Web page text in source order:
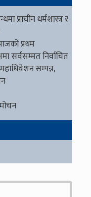
प्राचीन धर्मशास्त्र र
प्रथम
सर्वसम्मत निर्वाचित
महाधिवेशन सम्पन्न,